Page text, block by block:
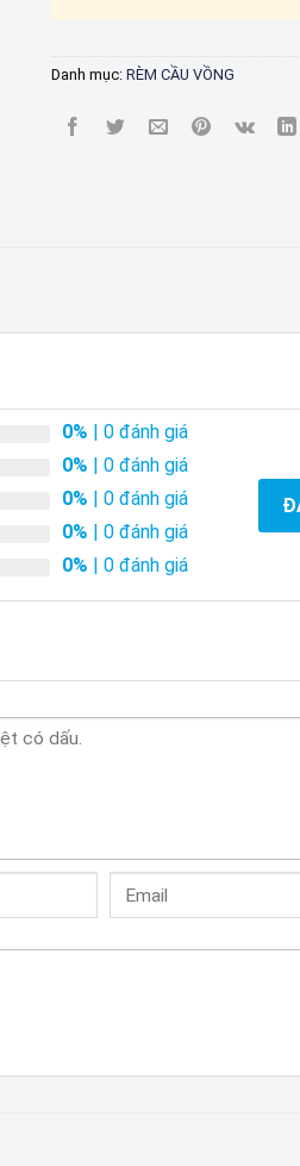
Danh mục: RÈM CẦU VỒNG
0% | 0 đánh giá
0% | 0 đánh giá
0% | 0 đánh giá
0% | 0 đánh giá
0% | 0 đánh giá